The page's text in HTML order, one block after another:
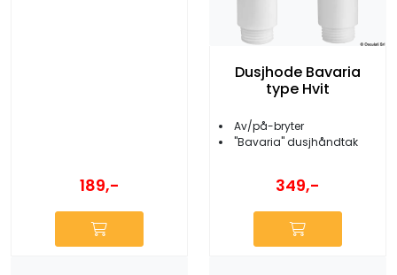
189,-
Dusjhode Bavaria
type Hvit
Av/på-bryter
''Bavaria'' dusjhåndtak
349,-